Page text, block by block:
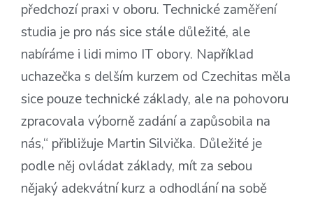
předchozí praxi v oboru. Technické zaměření
studia je pro nás sice stále důležité, ale
nabíráme i lidi mimo IT obory. Například
uchazečka s delším kurzem od Czechitas měla
sice pouze technické základy, ale na pohovoru
zpracovala výborně zadání a zapůsobila na
nás,“ přibližuje Martin Silvička. Důležité je
podle něj ovládat základy, mít za sebou
nějaký adekvátní kurz a odhodlání na sobě